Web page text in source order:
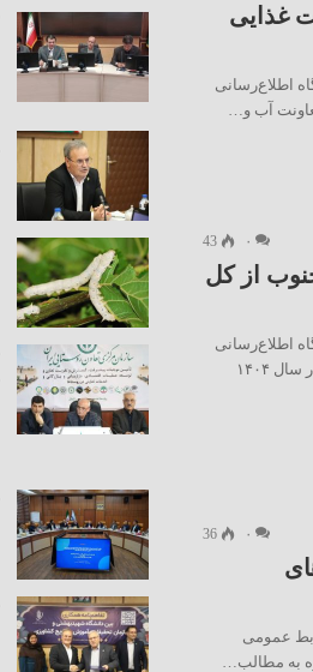
غذایی
اطلاع‌رسانی
آب و…
۰ 43
جنوب از کل
اطلاع‌رسانی
وزارت جهادکشاورزی، محمدصادق مرتضوی افزود: در سال ۱۴۰۴
۰ 36
عمومی
به مطالب…